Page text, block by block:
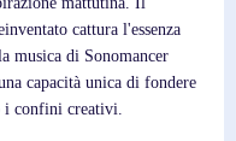
cattura l'essenza
musica di Sonomancer
capacità unica di fondere
i confini creativi.